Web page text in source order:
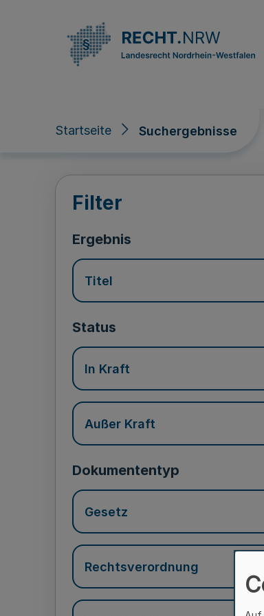
Startseite Suchergebnisse
Suchergebnisse
Filter
Ergebnis
Titel
Status
In Kraft
Außer Kraft
Dokumententyp
Gesetz
Rechtsverordnung